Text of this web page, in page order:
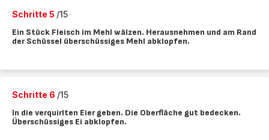
Schritte 5 /15
Ein Stück Fleisch im Mehl wälzen. Herausnehmen und am Rand
der Schüssel überschüssiges Mehl abklopfen.
Schritte 6 /15
In die verquirlten Eier geben. Die Oberfläche gut bedecken.
Überschüssiges Ei abklopfen.